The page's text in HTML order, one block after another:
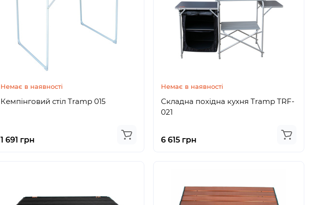
Немає в наявності
Кемпінговий стіл Tramp 015
1 691 грн
Немає в наявності
Складна похідна кухня Tramp TRF-
021
6 615 грн